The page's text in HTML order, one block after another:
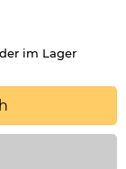
im Lager